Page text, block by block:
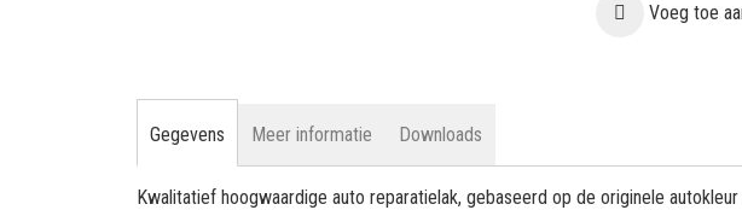
gallerij
Voeg toe
Gegevens
Kwalitatief hoogwaardige auto reparatielak, gebaseerd op de originele
Meer informatie Downloads